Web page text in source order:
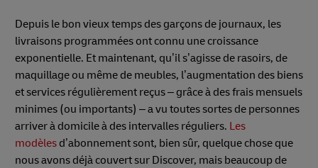
Depuis le bon vieux temps des garçons de journaux, les
livraisons programmées ont connu une croissance
exponentielle. Et maintenant, qu’il s’agisse de rasoirs, de
maquillage ou même de meubles, l’augmentation des biens
et services régulièrement reçus – grâce à des frais mensuels
minimes (ou importants) – a vu toutes sortes de personnes
arriver à domicile à des intervalles réguliers. Les
modèles d’abonnement sont, bien sûr, quelque chose que
nous avons déjà couvert sur Discover, mais beaucoup de